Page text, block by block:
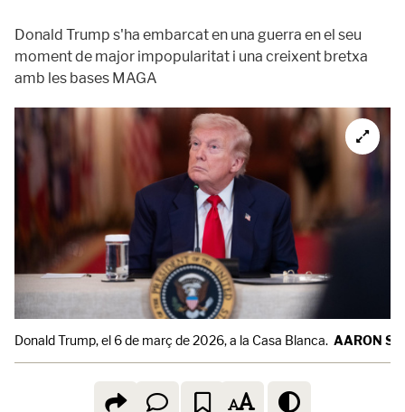
Donald Trump s'ha embarcat en una guerra en el seu
moment de major impopularitat i una creixent bretxa
amb les bases MAGA
Donald Trump, el 6 de març de 2026, a la Casa Blanca. AARON